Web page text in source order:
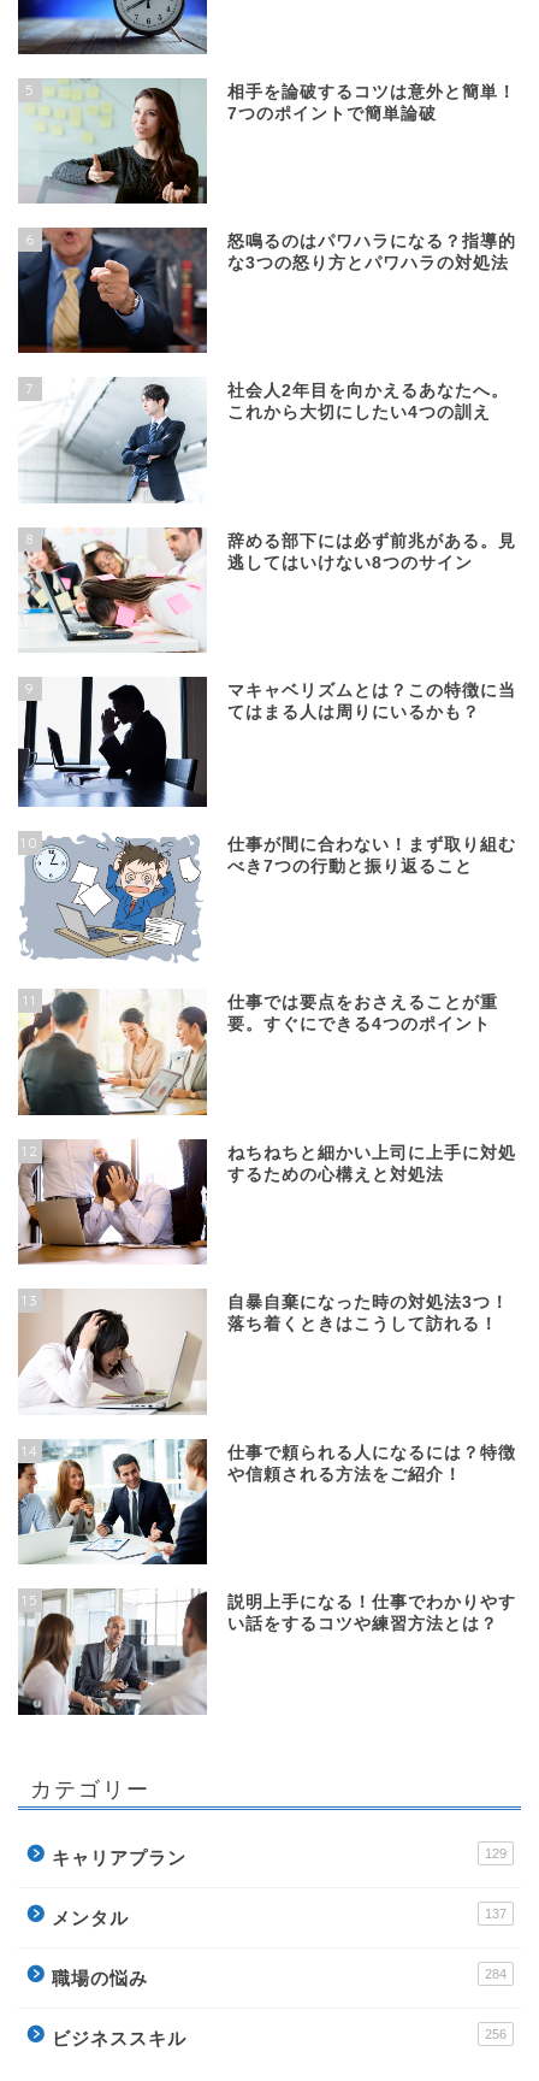
5
相手を論破するコツは意外と簡単！
7つのポイントで簡単論破
6
怒鳴るのはパワハラになる？指導的
な3つの怒り方とパワハラの対処法
7
社会人2年目を向かえるあなたへ。
これから大切にしたい4つの訓え
8
辞める部下には必ず前兆がある。見
逃してはいけない8つのサイン
9
マキャベリズムとは？この特徴に当
てはまる人は周りにいるかも？
10
仕事が間に合わない！まず取り組む
べき7つの行動と振り返ること
11
仕事では要点をおさえることが重
要。すぐにできる4つのポイント
12
ねちねちと細かい上司に上手に対処
するための心構えと対処法
13
自暴自棄になった時の対処法3つ！
落ち着くときはこうして訪れる！
14
仕事で頼られる人になるには？特徴
や信頼される方法をご紹介！
15
説明上手になる！仕事でわかりやす
い話をするコツや練習方法とは？
カテゴリー
キャリアプラン 129
メンタル 137
職場の悩み 284
ビジネススキル 256